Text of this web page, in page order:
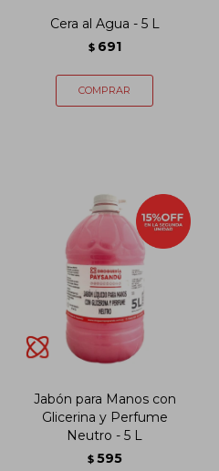
Cera al Agua - 5 L
$ 691
Jabón para Manos con
Glicerina y Perfume
Neutro - 5 L
$ 595